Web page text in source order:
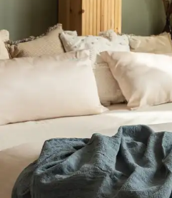
Qualität und Garantie
Kundenbewertungen
Produktberatung
Unternehmen